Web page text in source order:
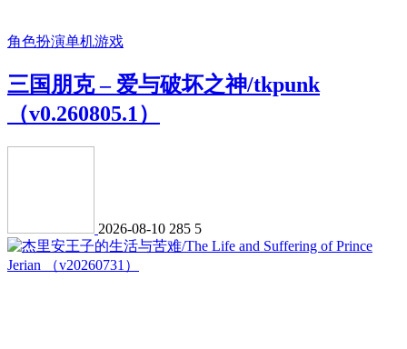
角色扮演单机游戏
三国朋克 – 爱与破坏之神/tkpunk
（v0.260805.1）
2026-08-10 285 5